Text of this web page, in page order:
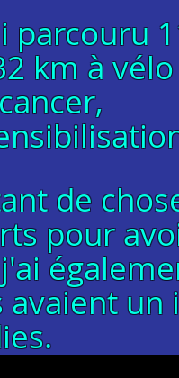
parcouru
km à
de
pour
avaient